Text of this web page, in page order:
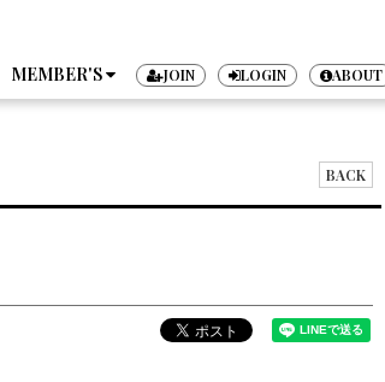
MEMBER'S JOIN LOGIN ABOUT
BACK